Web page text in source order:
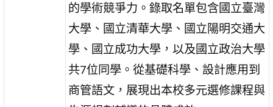
的學術競爭力。錄取名單包含國立臺灣
大學、國立清華大學、國立陽明交通大
學、國立成功大學，以及國立政治大學
共7位同學。從基礎科學、設計應用到
商管語文，展現出本校多元選修課程與